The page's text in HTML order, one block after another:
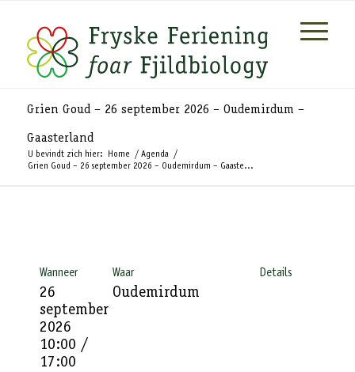
Grien Goud – 26 september 2026 – Oudemirdum –
Gaasterland
U bevindt zich hier: Home / Agenda
/
Grien Goud – 26 september 2026 – Oudemirdum – Gaaste...
Wanneer
26
september
2026
10:00 /
17:00
Waar
Oudemirdum
Details